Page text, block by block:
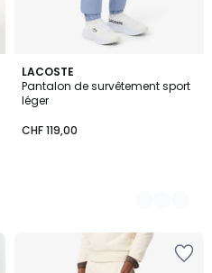
LACOSTE
Pantalon de survêtement sport
léger
CHF 119,00
2
Couleurs